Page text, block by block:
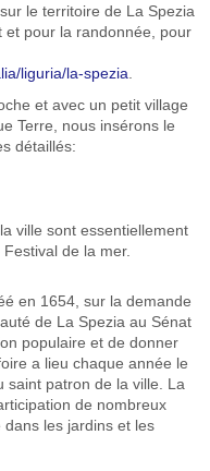
le territoire de La Spezia
et pour la randonnée, pour
liguria/la-spezia
et avec un petit village
Terre, nous insérons le
détaillés:
ville sont essentiellement
de la mer.
en 1654, sur la demande
de La Spezia au Sénat
populaire et de donner
a lieu chaque année le
saint patron de la ville. La
de nombreux
les jardins et les